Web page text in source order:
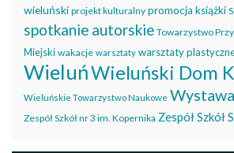
wieluński projekt kulturalny promocja książki
spotkanie autorskie Towarzystwo
Miejski wakacje warsztaty warsztaty
WieluńWieluński Dom
Wieluńskie Towarzystwo Naukowe Wystawa
Zespół Szkół nr 3 im. Kopernika Zespół Szkół